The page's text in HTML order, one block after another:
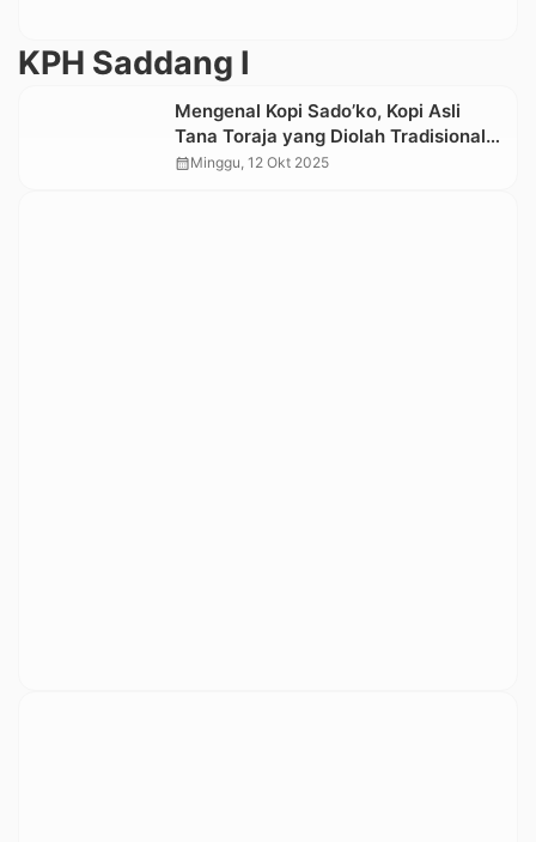
KPH Saddang I
Mengenal Kopi Sado’ko, Kopi Asli
Tana Toraja yang Diolah Tradisional
dengan Cita Rasa Khas
calendar_monthMinggu, 12 Okt 2025